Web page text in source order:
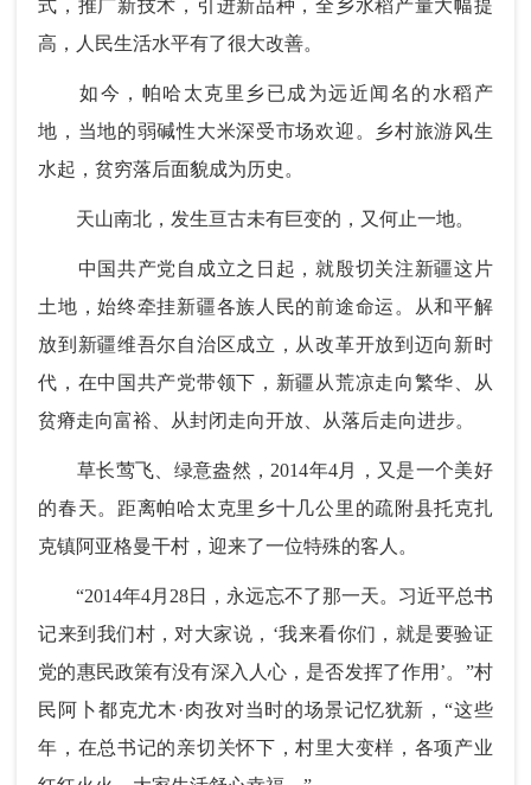
式，推广新技术，引进新品种，全乡水稻产量大幅提
高，人民生活水平有了很大改善。
如今，帕哈太克里乡已成为远近闻名的水稻产
地，当地的弱碱性大米深受市场欢迎。乡村旅游风生
水起，贫穷落后面貌成为历史。
天山南北，发生亘古未有巨变的，又何止一地。
中国共产党自成立之日起，就殷切关注新疆这片
土地，始终牵挂新疆各族人民的前途命运。从和平解
放到新疆维吾尔自治区成立，从改革开放到迈向新时
代，在中国共产党带领下，新疆从荒凉走向繁华、从
贫瘠走向富裕、从封闭走向开放、从落后走向进步。
草长莺飞、绿意盎然，2014年4月，又是一个美好
的春天。距离帕哈太克里乡十几公里的疏附县托克扎
克镇阿亚格曼干村，迎来了一位特殊的客人。
“2014年4月28日，永远忘不了那一天。习近平总书
记来到我们村，对大家说，‘我来看你们，就是要验证
党的惠民政策有没有深入人心，是否发挥了作用’。”村
民阿卜都克尤木·肉孜对当时的场景记忆犹新，“这些
年，在总书记的亲切关怀下，村里大变样，各项产业